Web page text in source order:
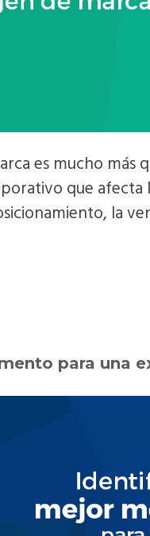
es mucho
que
la
para una